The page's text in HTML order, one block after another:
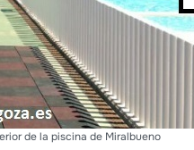
de la piscina de Miralbueno